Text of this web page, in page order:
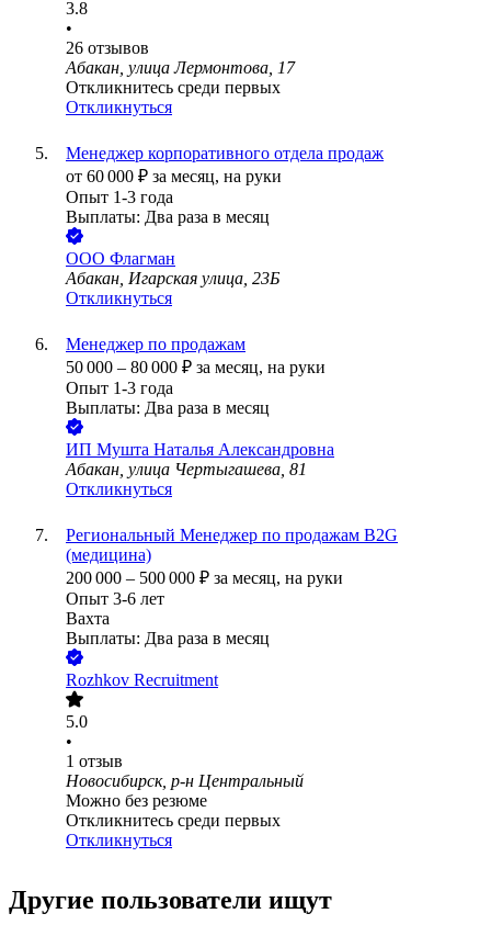
3.8
•
26 отзывов
Абакан, улица Лермонтова, 17
Откликнитесь среди первых
Откликнуться
Менеджер корпоративного отдела продаж
от 60 000 ₽ за месяц, на руки
Опыт 1-3 года
Выплаты: Два раза в месяц
ООО Флагман
Абакан, Игарская улица, 23Б
Откликнуться
Менеджер по продажам
50 000 – 80 000 ₽ за месяц, на руки
Опыт 1-3 года
Выплаты: Два раза в месяц
ИП Мушта Наталья Александровна
Абакан, улица Чертыгашева, 81
Откликнуться
Региональный Менеджер по продажам B2G
(медицина)
200 000 – 500 000 ₽ за месяц, на руки
Опыт 3-6 лет
Вахта
Выплаты: Два раза в месяц
Rozhkov Recruitment
5.0
•
1 отзыв
Новосибирск, р-н Центральный
Можно без резюме
Откликнитесь среди первых
Откликнуться
Другие пользователи ищут